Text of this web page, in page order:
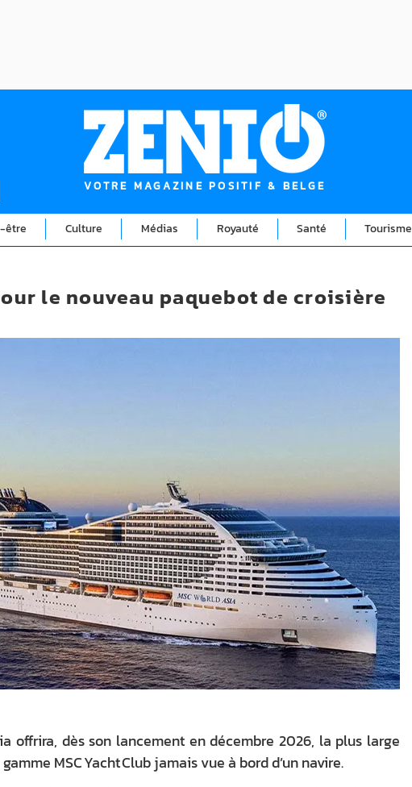
VOTRE MAGAZINE POSITIF & BELGE
être Culture Médias Royauté Santé Tourisme
offrira, dès son lancement en décembre 2026, la plus large
MSC Yacht Club jamais vue à bord d’un navire.
le nouveau paquebot de croisière